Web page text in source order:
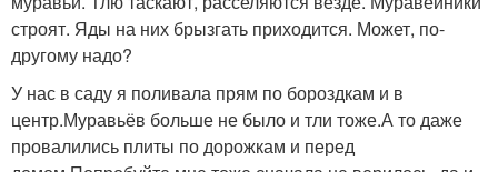
строят. Яды на них брызгать приходится. Может, по-
другому надо?
У нас в саду я поливала прям по бороздкам и в
центр.Муравьёв больше не было и тли тоже.А то даже
провалились плиты по дорожкам и перед